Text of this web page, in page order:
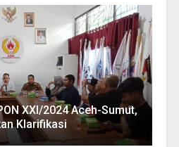
XXI/2024 Aceh-Sumut,
Klarifikasi